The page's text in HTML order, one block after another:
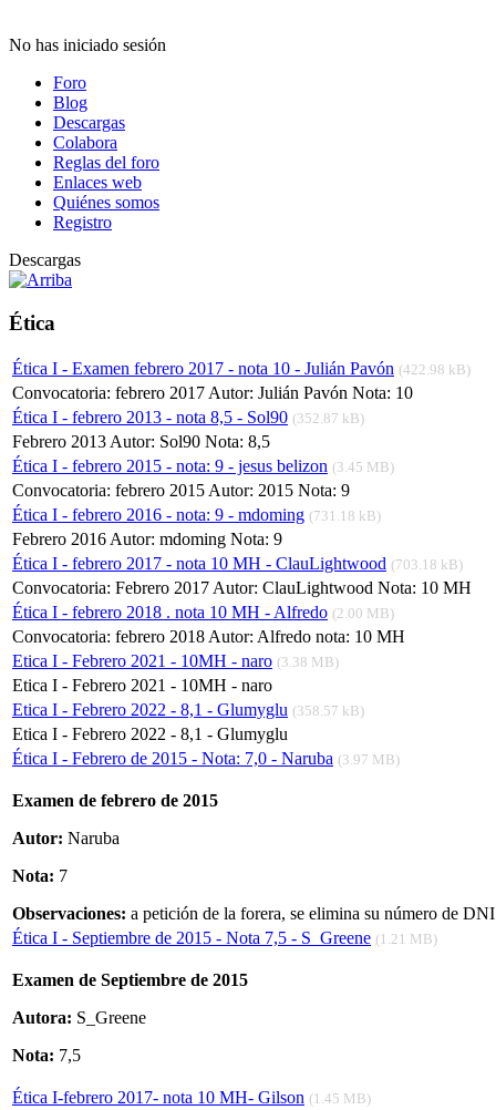
No has iniciado sesión
Foro
Blog
Descargas
Colabora
Reglas del foro
Enlaces web
Quiénes somos
Registro
Descargas
Ética
Ética I - Examen febrero 2017 - nota 10 - Julián Pavón (422.98 kB)
Convocatoria: febrero 2017 Autor: Julián Pavón Nota: 10
Ética I - febrero 2013 - nota 8,5 - Sol90 (352.87 kB)
Febrero 2013 Autor: Sol90 Nota: 8,5
Ética I - febrero 2015 - nota: 9 - jesus belizon (3.45 MB)
Convocatoria: febrero 2015 Autor: 2015 Nota: 9
Ética I - febrero 2016 - nota: 9 - mdoming (731.18 kB)
Febrero 2016 Autor: mdoming Nota: 9
Ética I - febrero 2017 - nota 10 MH - ClauLightwood (703.18 kB)
Convocatoria: Febrero 2017 Autor: ClauLightwood Nota: 10 MH
Ética I - febrero 2018 . nota 10 MH - Alfredo (2.00 MB)
Convocatoria: febrero 2018 Autor: Alfredo nota: 10 MH
Etica I - Febrero 2021 - 10MH - naro (3.38 MB)
Etica I - Febrero 2021 - 10MH - naro
Etica I - Febrero 2022 - 8,1 - Glumyglu (358.57 kB)
Etica I - Febrero 2022 - 8,1 - Glumyglu
Ética I - Febrero de 2015 - Nota: 7,0 - Naruba (3.97 MB)
Examen de febrero de 2015
Autor: Naruba
Nota: 7
Observaciones: a petición de la forera, se elimina su número de
Ética I - Septiembre de 2015 - Nota 7,5 - S_Greene (1.21 MB)
Examen de Septiembre de 2015
Autora: S_Greene
Nota: 7,5
Ética I-febrero 2017- nota 10 MH- Gilson (1.45 MB)